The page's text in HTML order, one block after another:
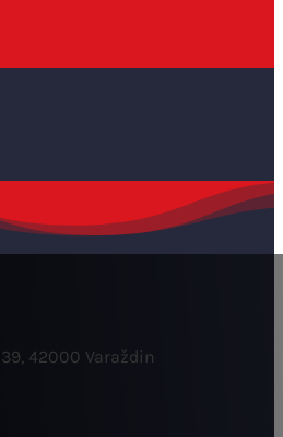
42000 Varaždin